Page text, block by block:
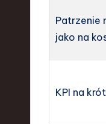
Patrzenie
jako na
KPI na